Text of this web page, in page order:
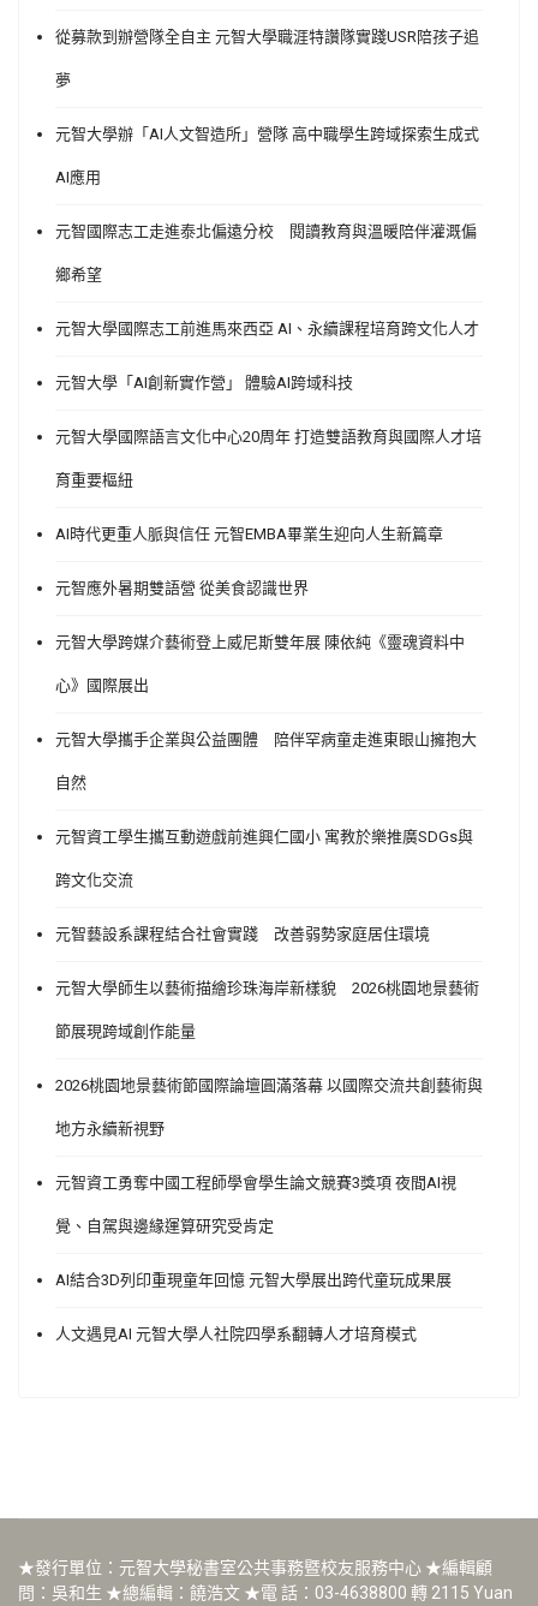
從募款到辦營隊全自主 元智大學職涯特讚隊實踐USR陪孩子追
夢
元智大學辦「AI人文智造所」營隊 高中職學生跨域探索生成式
AI應用
元智國際志工走進泰北偏遠分校 閱讀教育與溫暖陪伴灌溉偏
鄉希望
元智大學國際志工前進馬來西亞 AI、永續課程培育跨文化人才
元智大學「AI創新實作營」 體驗AI跨域科技
元智大學國際語言文化中心20周年 打造雙語教育與國際人才培
育重要樞紐
AI時代更重人脈與信任 元智EMBA畢業生迎向人生新篇章
元智應外暑期雙語營 從美食認識世界
元智大學跨媒介藝術登上威尼斯雙年展 陳依純《靈魂資料中
心》國際展出
元智大學攜手企業與公益團體 陪伴罕病童走進東眼山擁抱大
自然
元智資工學生攜互動遊戲前進興仁國小 寓教於樂推廣SDGs與
跨文化交流
元智藝設系課程結合社會實踐 改善弱勢家庭居住環境
元智大學師生以藝術描繪珍珠海岸新樣貌 2026桃園地景藝術
節展現跨域創作能量
2026桃園地景藝術節國際論壇圓滿落幕 以國際交流共創藝術與
地方永續新視野
元智資工勇奪中國工程師學會學生論文競賽3獎項 夜間AI視
覺、自駕與邊緣運算研究受肯定
AI結合3D列印重現童年回憶 元智大學展出跨代童玩成果展
人文遇見AI 元智大學人社院四學系翻轉人才培育模式
★發行單位：元智大學秘書室公共事務暨校友服務中心 ★編輯顧
問：吳和生 ★總編輯：饒浩文 ★電 話：03-4638800 轉 2115 Yuan